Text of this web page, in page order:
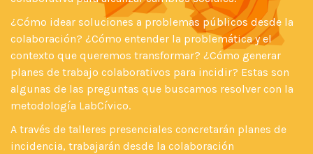
¿Cómo idear soluciones a problemas públicos desde la
colaboración? ¿Cómo entender la problemática y el
contexto que queremos transformar? ¿Cómo generar
planes de trabajo colaborativos para incidir? Estas son
algunas de las preguntas que buscamos resolver con la
metodología LabCívico.
A través de talleres presenciales concretarán planes de
incidencia, trabajarán desde la colaboración